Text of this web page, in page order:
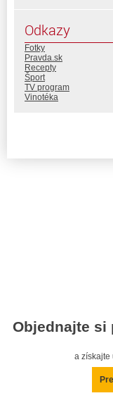
Odkazy
Fotky
Pravda.sk
Recepty
Šport
TV program
Vinotéka
Objednajte si
a získajte